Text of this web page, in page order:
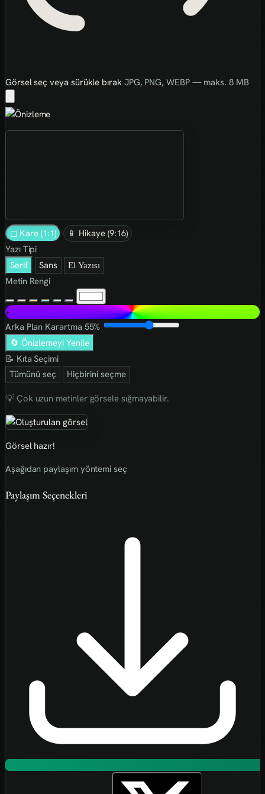
Görsel seç veya sürükle bırak JPG, PNG, WEBP — maks. 8 MB
◻ Kare (1:1)
📱 Hikaye (9:16)
Yazı Tipi
Serif
Sans El Yazısı
Metin Rengi
+
Arka Plan Karartma 55%
🔄 Önizlemeyi Yenile
📝 Kıta Seçimi
Tümünü seç
Hiçbirini seçme
💡 Çok uzun metinler görsele sığmayabilir.
Görsel hazır!
Aşağıdan paylaşım yöntemi seç
Paylaşım Seçenekleri